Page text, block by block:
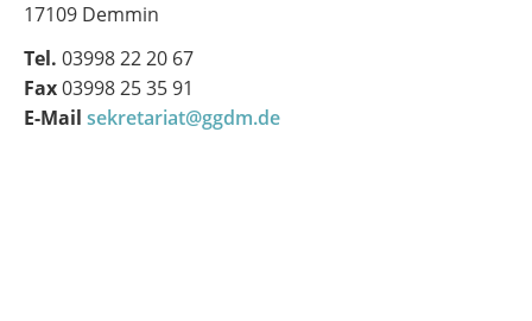
17109 Demmin
Tel. 03998 22 20 67
Fax03998 25 35 91
E-Mail sekretariat@ggdm.de